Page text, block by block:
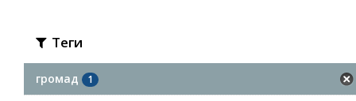
Теги
громад 1